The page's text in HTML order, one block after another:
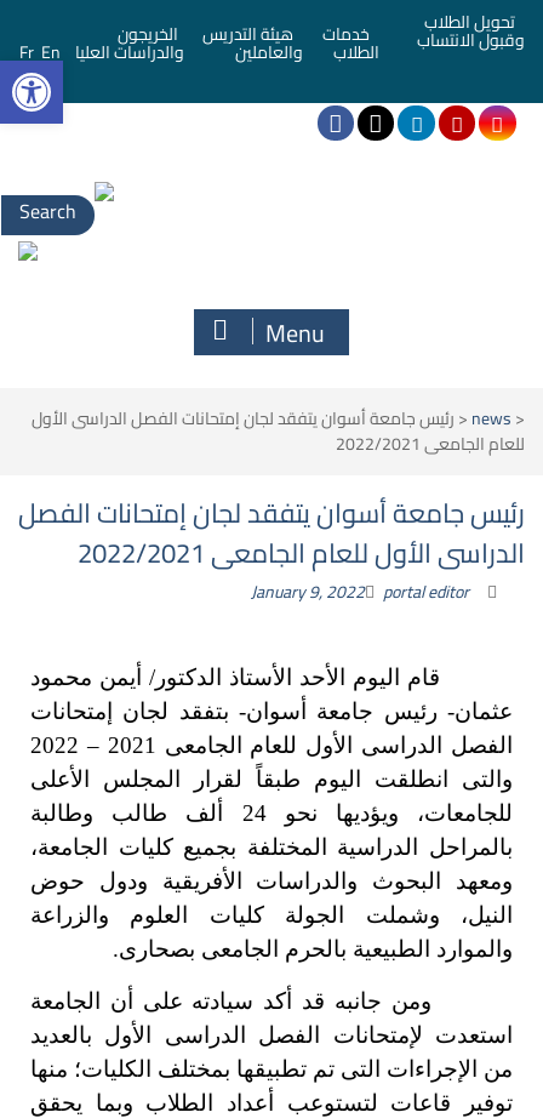
تحويل الطلاب
وقبول الانتساب خدمات
الطلاب
هيئة التدريس
والعاملين
الخريجون
والدراسات العليا En
Fr
Menu
<
news
<رئيس جامعة أسوان يتفقد لجان إمتحانات الفصل الدراسى الأول
للعام الجامعى 2022/2021
رئيس جامعة أسوان يتفقد لجان إمتحانات الفصل
الدراسى الأول للعام الجامعى 2022/2021
January 9, 2022 portal editor
قام اليوم الأحد الأستاذ الدكتور/ أيمن محمود
عثمان- رئيس جامعة أسوان- بتفقد لجان إمتحانات
الفصل الدراسى الأول للعام الجامعى 2021 – 2022
والتى انطلقت اليوم طبقاً لقرار المجلس الأعلى
للجامعات، ويؤديها نحو 24 ألف طالب وطالبة
بالمراحل الدراسية المختلفة بجميع كليات الجامعة،
ومعهد البحوث والدراسات الأفريقية ودول حوض
النيل، وشملت الجولة كليات العلوم والزراعة
والموارد الطبيعية بالحرم الجامعى بصحارى.
ومن جانبه قد أكد سيادته على أن الجامعة
استعدت لإمتحانات الفصل الدراسى الأول بالعديد
من الإجراءات التى تم تطبيقها بمختلف الكليات؛ منها
توفير قاعات لتستوعب أعداد الطلاب وبما يحقق